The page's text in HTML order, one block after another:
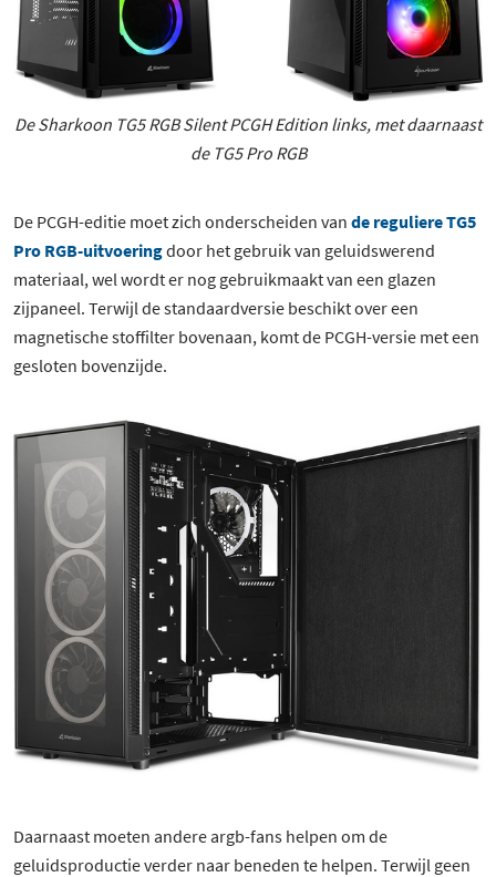
De Sharkoon TG5 RGB Silent PCGH Edition links, met daarnaast
de TG5 Pro RGB
De PCGH-editie moet zich onderscheiden van de reguliere TG5
Pro RGB-uitvoeringdoor het gebruik van geluidswerend
materiaal, wel wordt er nog gebruikmaakt van een glazen
zijpaneel. Terwijl de standaardversie beschikt over een
magnetische stoffilter bovenaan, komt de PCGH-versie met een
gesloten bovenzijde.
Daarnaast moeten andere argb-fans helpen om de
geluidsproductie verder naar beneden te helpen. Terwijl geen